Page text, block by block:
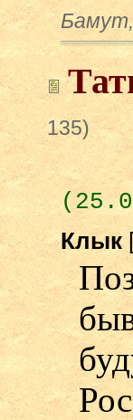
135)
Клык